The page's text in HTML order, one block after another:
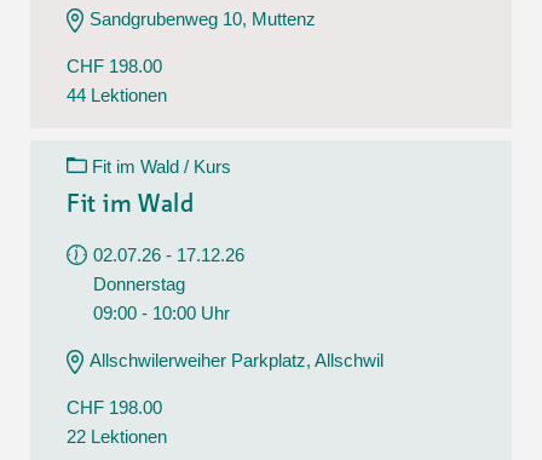
Sandgrubenweg 10, Muttenz
CHF 198.00
44 Lektionen
Fit im Wald / Kurs
Fit im Wald
02.07.26 - 17.12.26
Donnerstag
09:00 - 10:00 Uhr
Allschwilerweiher Parkplatz, Allschwil
CHF 198.00
22 Lektionen